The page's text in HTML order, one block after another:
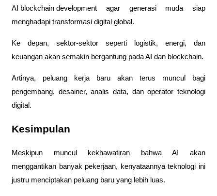
AI blockchain development agar generasi muda siap
menghadapi transformasi digital global.
Ke depan, sektor-sektor seperti logistik, energi, dan
keuangan akan semakin bergantung pada AI dan blockchain.
Artinya, peluang kerja baru akan terus muncul bagi
pengembang, desainer, analis data, dan operator teknologi
digital.
Kesimpulan
Meskipun muncul kekhawatiran bahwa AI akan
menggantikan banyak pekerjaan, kenyataannya teknologi ini
justru menciptakan peluang baru yang lebih luas.